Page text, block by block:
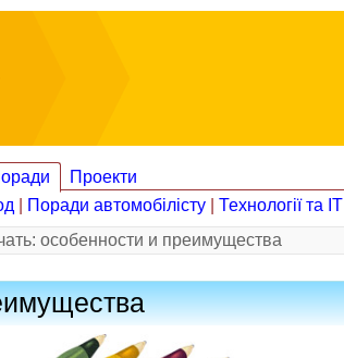
Проекти
Поради автомобілісту Технології та ІТ
особенности и преимущества